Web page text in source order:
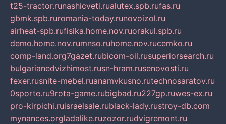
t25-tractor.runashicveti.rualutex.spb.rufas.ru
gbmk.spb.ruromania-today.runovoizol.ru
airheat-spb.rufisika.home.nov.ruorakul.spb.ru
demo.home.nov.rumnso.ruhome.nov.rucemko.ru
comp-land.org7gazet.rubicom-oil.rusuperiorsearch.ru
bulgarianedvizhimost.rusn-hram.rusenovosti.ru
fexer.rusnite-mebel.ruanamvkusno.rutechnosaratov.ru
0sporte.ru9rota-game.rubigbad.ru227gp.ruwes-ex.ru
pro-kirpichi.ruisraelsale.rublack-lady.rustroy-db.com
mynances.orgladalike.ruzozor.rudvigremont.ru